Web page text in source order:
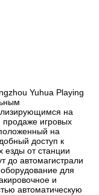
Yuhua Playing
на
продаже игровых
на
доступ к
езды от станции
до автомагистрали
для
и
автоматическую